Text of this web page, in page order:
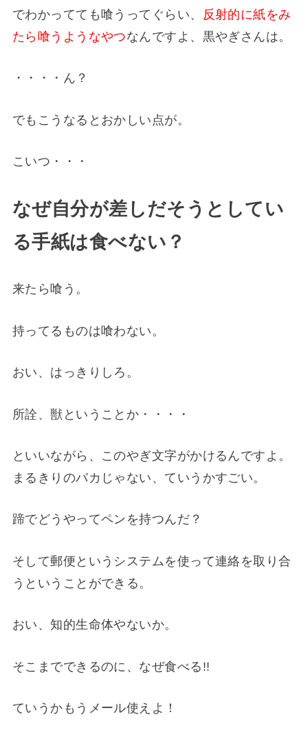
でわかってても喰うってぐらい、
反射的に紙をみ
たら喰うようなやつなんですよ、黒やぎさんは。
・・・・ん？
でもこうなるとおかしい点が。
こいつ・・・
なぜ自分が差しだそうとしてい
る手紙は食べない？
来たら喰う。
持ってるものは喰わない。
おい、はっきりしろ。
所詮、獣ということか・・・・
といいながら、このやぎ文字がかけるんですよ。
まるきりのバカじゃない、ていうかすごい。
蹄でどうやってペンを持つんだ？
そして郵便というシステムを使って連絡を取り合
うということができる。
おい、知的生命体やないか。
そこまでできるのに、なぜ食べる!!
ていうかもうメール使えよ！